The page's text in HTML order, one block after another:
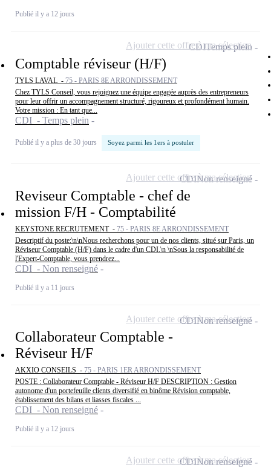
Publié il y a 12 jours
Comptable réviseur (H/F)
TYLS LAVAL - 75 - PARIS 8E ARRONDISSEMENT
Chez TYLS Conseil, vous rejoignez une équipe engagée auprès des entrepreneurs
pour leur offrir un accompagnement structuré, rigoureux et profondément humain.
Votre mission : En tant que...
CDI - Temps plein
Publié il y a plus de 30 jours Soyez parmi les 1ers à postuler
CDITemps plein
Ajouter cette offre à ma sélection
Reviseur Comptable - chef de
mission F/H - Comptabilité
KEYSTONE RECRUTEMENT - 75 - PARIS 8E ARRONDISSEMENT
Descriptif du poste:\n\nNous recherchons pour un de nos clients, situé sur Paris, un
Réviseur Comptable (H/F) dans le cadre d'un CDI.\n \nSous la responsabilité de
l'Expert-Comptable, vous prendrez...
CDI - Non renseigné
Publié il y a 11 jours
CDINon renseigné
Ajouter cette offre à ma sélection
Collaborateur Comptable -
Réviseur H/F
AKXIO CONSEILS - 75 - PARIS 1ER ARRONDISSEMENT
POSTE : Collaborateur Comptable - Réviseur H/F DESCRIPTION : Gestion
autonome d'un portefeuille clients diversifié en binôme Révision comptable,
établissement des bilans et liasses fiscales ...
CDI - Non renseigné
Publié il y a 12 jours
CDINon renseigné
Ajouter cette offre à ma sélection
CDINon renseigné
Ajouter cette offre à ma sélection